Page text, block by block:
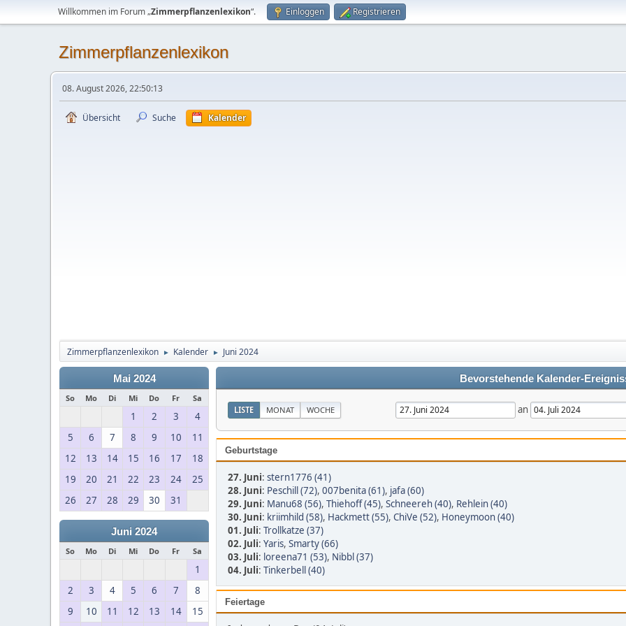
Willkommen im Forum „Zimmerpflanzenlexikon“. Einloggen Registrieren
Zimmerpflanzenlexikon
08. August 2026, 22:50:13
Übersicht Suche Kalender
Zimmerpflanzenlexikon ► Kalender ► Juni 2024
Mai 2024
So Mo Di Mi Do Fr Sa
1 2 3
4
5
6 7 8 9 10
11
12
13 14 15 16 17
18
19
20 21 22 23 24
25
26
27 28 29 30 31
Juni 2024
So Mo Di Mi Do Fr Sa
1
2
3 4 5 6 7
8
9
10 11 12 13 14 15
Bevorstehende Kalender-
LISTE MONAT WOCHE an
Geburtstage
27. Juni: stern1776 (41)
28. Juni: Peschill (72), 007benita (61), jafa (60)
29. Juni: Manu68 (56), Thiehoff (45), Schneereh (40), Rehlein (40)
30. Juni: kriimhild (58), Hackmett (55), ChiVe (52), Honeymoon (40)
01. Juli: Trollkatze (37)
02. Juli: Yaris, Smarty (66)
03. Juli: loreena71 (53), Nibbl (37)
04. Juli: Tinkerbell (40)
Feiertage